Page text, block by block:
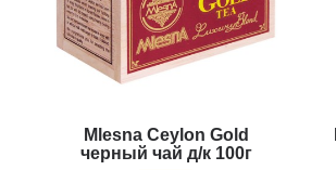
Mlesna Ceylon Gold
черный чай д/к 100г